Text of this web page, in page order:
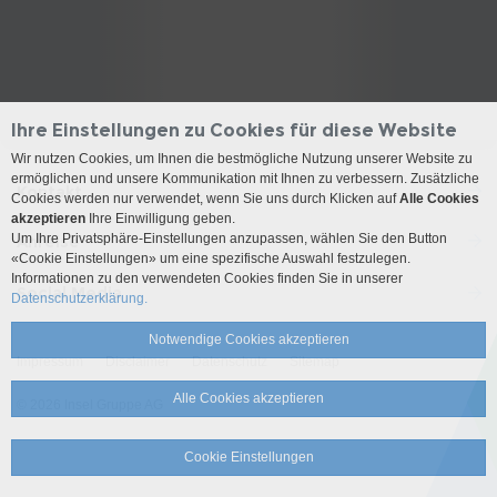
Kontakt
Anreise
Social Media
Impressum Disclaimer Datenschutz Sitemap
Ihre Einstellungen zu Cookies für diese Website
Wir nutzen Cookies, um Ihnen die bestmögliche Nutzung unserer Website zu
ermöglichen und unsere Kommunikation mit Ihnen zu verbessern. Zusätzliche
Cookies werden nur verwendet, wenn Sie uns durch Klicken aufAlle Cookies
akzeptieren Ihre Einwilligung geben.
Um Ihre Privatsphäre-Einstellungen anzupassen, wählen Sie den Button
«Cookie Einstellungen» um eine spezifische Auswahl festzulegen.
Informationen zu den verwendeten Cookies finden Sie in unserer
Datenschutzerklärung.
Notwendige Cookies akzeptieren
Alle Cookies akzeptieren
Cookie Einstellungen